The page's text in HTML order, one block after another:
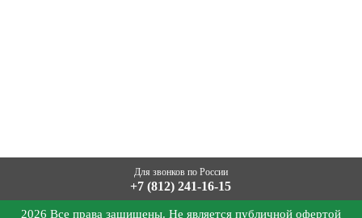
Для звонков по России
+7 (812) 241-16-15
2026 Все права защищены. Не является публичной офертой